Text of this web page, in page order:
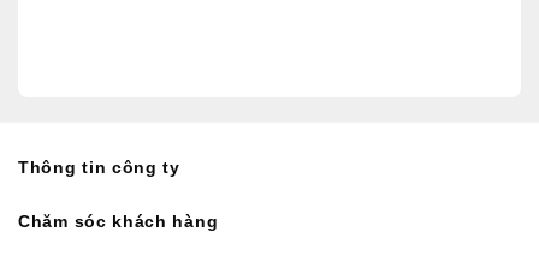
Thông tin công ty
Chăm sóc khách hàng